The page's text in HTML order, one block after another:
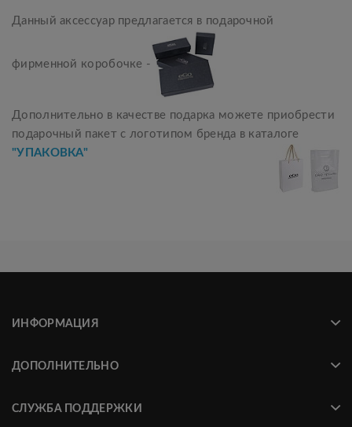
Данный аксессуар предлагается в подарочной
фирменной коробочке -
Дополнительно в качестве подарка можете приобрести
подарочный пакет с логотипом бренда в каталоге
"УПАКОВКА"
ИНФОРМАЦИЯ
ДОПОЛНИТЕЛЬНО
СЛУЖБА ПОДДЕРЖКИ